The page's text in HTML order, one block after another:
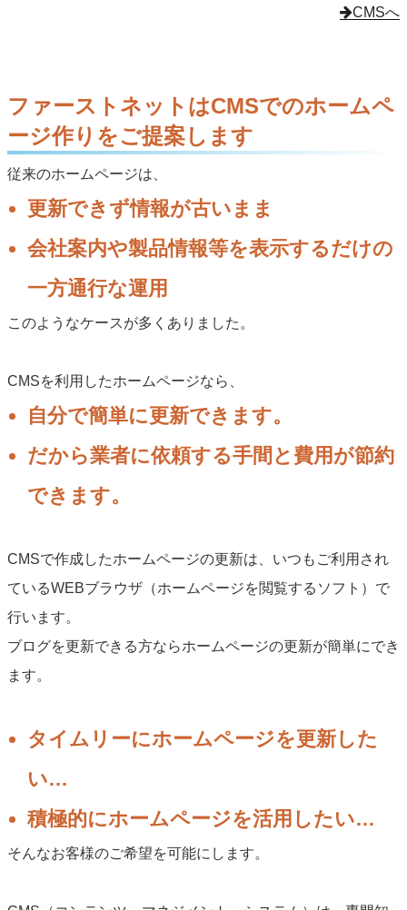
CMSへ
ファーストネットはCMSでのホームペ
ージ作りをご提案します
従来のホームページは、
更新できず情報が古いまま
会社案内や製品情報等を表示するだけの
一方通行な運用
このようなケースが多くありました。
CMSを利用したホームページなら、
自分で簡単に更新できます。
だから業者に依頼する手間と費用が節約
できます。
CMSで作成したホームページの更新は、いつもご利用され
ているWEBブラウザ（ホームページを閲覧するソフト）で
行います。
ブログを更新できる方ならホームページの更新が簡単にでき
ます。
タイムリーにホームページを更新した
い…
積極的にホームページを活用したい…
そんなお客様のご希望を可能にします。